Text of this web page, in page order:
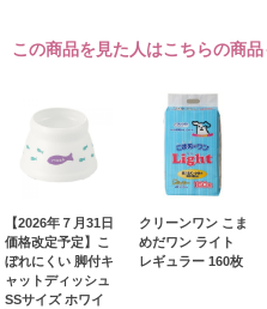
この商品を見た人はこちらの商
【2026年７月31日
価格改定予定】こ
ぼれにくい 脚付キ
ャットディッシュ
SSサイズ ホワイ
クリーンワン こま
めだワン ライト
レギュラー 160枚